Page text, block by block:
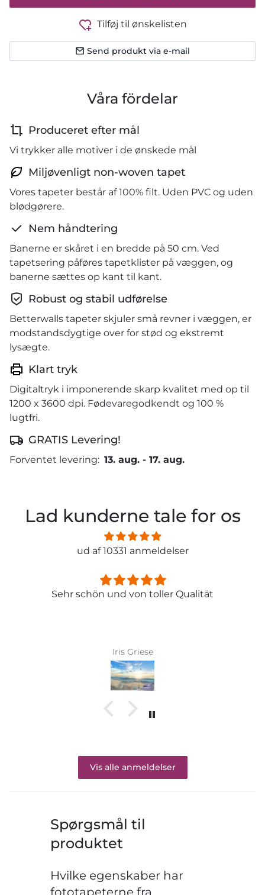
Tilføj til ønskelisten
Send produkt via e-mail
Våra fördelar
Produceret efter mål
Vi trykker alle motiver i de ønskede mål
Miljøvenligt non-woven tapet
Vores tapeter består af 100% filt. Uden PVC og uden
blødgørere.
Nem håndtering
Banerne er skåret i en bredde på 50 cm. Ved
tapetsering påføres tapetklister på væggen, og
banerne sættes op kant til kant.
Robust og stabil udførelse
Betterwalls tapeter skjuler små revner i væggen, er
modstandsdygtige over for stød og ekstremt
lysægte.
Klart tryk
Digitaltryk i imponerende skarp kvalitet med op til
1200 x 3600 dpi. Fødevaregodkendt og 100 %
lugtfri.
GRATIS Levering!
Forventet levering: 13. aug. - 17. aug.
Lad kunderne tale for os
ud af 10331 anmeldelser
Sehr schön und von toller Qualität
Iris Griese
Vis alle anmeldelser
Spørgsmål til
produktet
Hvilke egenskaber har
fototapeterne fra